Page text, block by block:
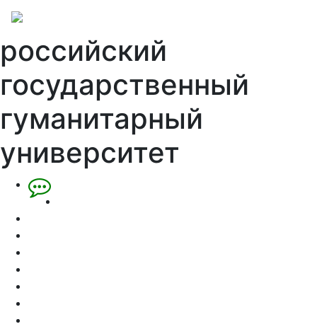
российский
государственный
гуманитарный
университет